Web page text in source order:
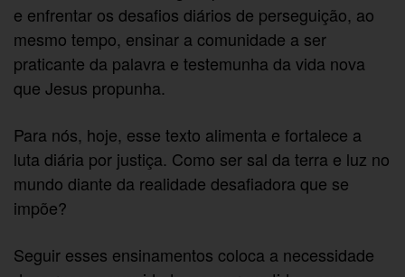
e enfrentar os desafios diários de perseguição, ao
mesmo tempo, ensinar a comunidade a ser
praticante da palavra e testemunha da vida nova
que Jesus propunha.
Para nós, hoje, esse texto alimenta e fortalece a
luta diária por justiça. Como ser sal da terra e luz no
mundo diante da realidade desafiadora que se
impõe?
Seguir esses ensinamentos coloca a necessidade